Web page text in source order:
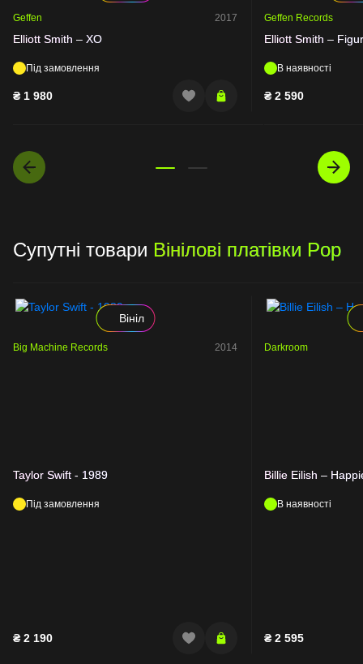
Geffen 2017
Elliott Smith – XO
Під замовлення
₴ 1 980
Geffen Records
Elliott Smith –
В наявності
₴ 2 590
Супутні товари Вінілові платівки Pop
Вініл
Big Machine Records 2014
Taylor Swift - 1989
Під замовлення
₴ 2 190
Darkroom
Billie Eilish –
В наявності
₴ 2 595